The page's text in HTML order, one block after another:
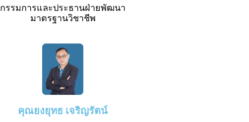
กรรมการและประธานฝ่ายพัฒนา
มาตรฐานวิชาชีพ
คุณยงยุทธ เจริญรัตน์